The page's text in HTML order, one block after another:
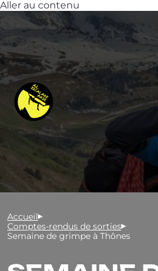
Aller au contenu
Accueil
Comptes-rendus de sorties
Semaine de grimpe à Thônes